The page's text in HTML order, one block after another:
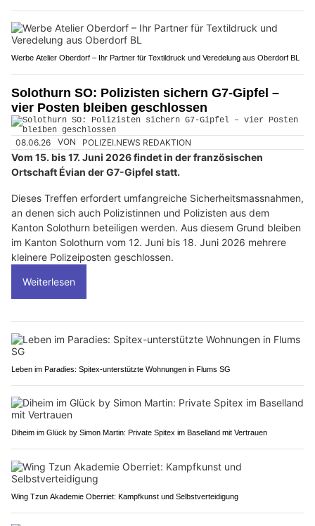
Werbe Atelier Oberdorf – Ihr Partner für Textildruck und Veredelung aus Oberdorf BL
Solothurn SO: Polizisten sichern G7-Gipfel –
vier Posten bleiben geschlossen
08.06.26 VON POLIZEI.NEWS REDAKTION
Vom 15. bis 17. Juni 2026 findet in der französischen
Ortschaft Évian der G7-Gipfel statt.
Dieses Treffen erfordert umfangreiche Sicherheitsmassnahmen,
an denen sich auch Polizistinnen und Polizisten aus dem
Kanton Solothurn beteiligen werden. Aus diesem Grund bleiben
im Kanton Solothurn vom 12. Juni bis 18. Juni 2026 mehrere
kleinere Polizeiposten geschlossen.
Weiterlesen
Leben im Paradies: Spitex-unterstützte Wohnungen in Flums SG
Diheim im Glück by Simon Martin: Private Spitex im Baselland mit Vertrauen
Wing Tzun Akademie Oberriet: Kampfkunst und Selbstverteidigung